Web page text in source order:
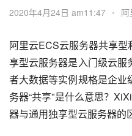
2020年4月24日 am11:47 •
阿里云ECS云服务器共享
享型云服务器是入门级云
者大数据等实例规格是企业
务器“共享”是什么意思？
器与通用独享型云服务器的